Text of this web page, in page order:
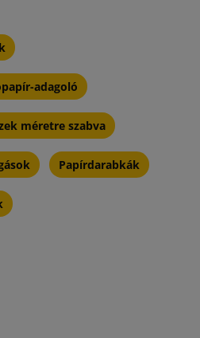
adagoló
méretre szabva
Papírdarabkák